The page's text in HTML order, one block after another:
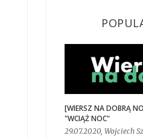
[WIERSZ NA DOBRĄ
"WCIĄŻ NOC"
29.07.2020, Wojciech